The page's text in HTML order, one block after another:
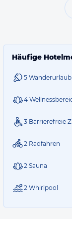
Häufige
5 Wanderurlaub
4
3 Barrierefreie
2 Radfahren
2 Sauna
2 Whirlpool